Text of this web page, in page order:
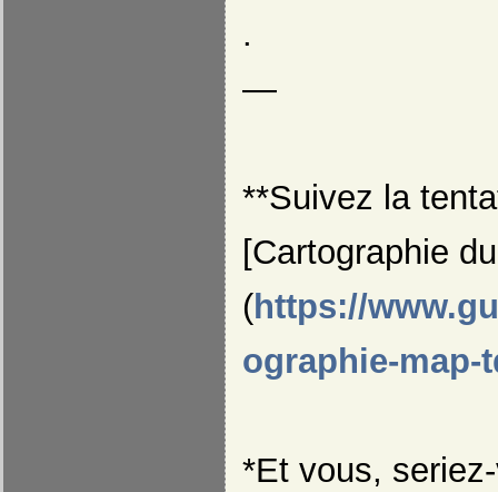
.
—
**Suivez la
[Cartographie
(https://
ographie-map-
*Et vous,